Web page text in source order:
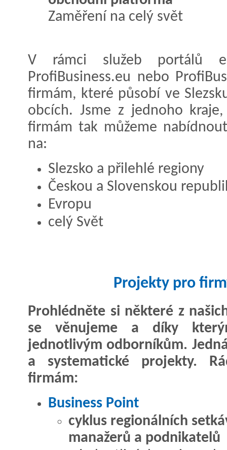
Zaměření na celý svět
V rámci služeb portálů
ProfiBusiness.eu nebo
firmám, které působí ve
obcích. Jsme z jednoho
firmám tak můžeme
na:
Slezsko a přilehlé regiony
Českou a Slovenskou
Evropu
celý Svět
Projekty pro
Prohlédněte si některé z
se věnujeme a díky
jednotlivým odborníkům.
a systematické projekty.
firmám:
Business Point
cyklus regionálních
manažerů a podnikatelů